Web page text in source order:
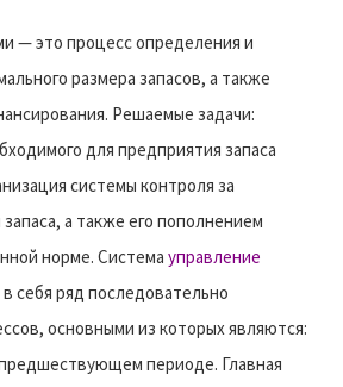
— это процесс определения и
размера запасов, а также
Решаемые задачи:
для предприятия запаса
системы контроля за
а также его пополнением
норме. Система управление
себя ряд последовательно
основными из которых являются:
предшествующем периоде. Главная